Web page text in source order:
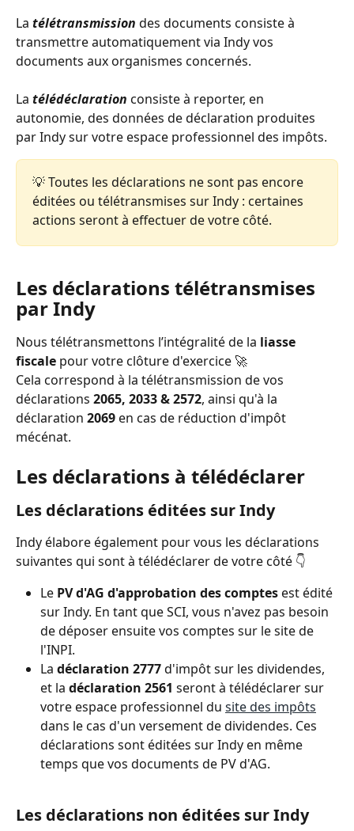
La télétransmission des documents consiste à
transmettre automatiquement via Indy vos
documents aux organismes concernés.
La télédéclaration consiste à reporter, en
autonomie, des données de déclaration produites
par Indy sur votre espace professionnel des impôts.
💡 Toutes les déclarations ne sont pas encore
éditées ou télétransmises sur Indy : certaines
actions seront à effectuer de votre côté.
Les déclarations télétransmises
par Indy
Nous télétransmettons l’intégralité de la liasse
fiscale pour votre clôture d'exercice 🚀
Cela correspond à la télétransmission de vos
déclarations 2065, 2033 & 2572, ainsi qu'à la
déclaration 2069 en cas de réduction d'impôt
mécénat.
Les déclarations à télédéclarer
Les déclarations éditées sur Indy
Indy élabore également pour vous les déclarations
suivantes qui sont à télédéclarer de votre côté 👇
Le PV d'AG d'approbation des comptes est édité
sur Indy. En tant que SCI, vous n'avez pas besoin
de déposer ensuite vos comptes sur le site de
l'INPI.
La déclaration 2777 d'impôt sur les dividendes,
et la déclaration 2561 seront à télédéclarer sur
votre espace professionnel du site des impôts
dans le cas d'un versement de dividendes. Ces
déclarations sont éditées sur Indy en même
temps que vos documents de PV d'AG.
Les déclarations non éditées sur Indy